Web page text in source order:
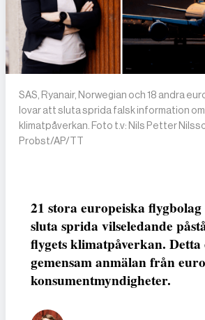
SAS, Ryanair, Norwegian och 18 andra
lovar att sluta sprida falsk information
klimatpåverkan. Foto t.v: Nils Petter
Probst/AP/TT
21 stora europeiska
sluta sprida vilseledande
flygets klimatpåverkan. Detta
gemensam anmälan från
konsumentmyndigheter.